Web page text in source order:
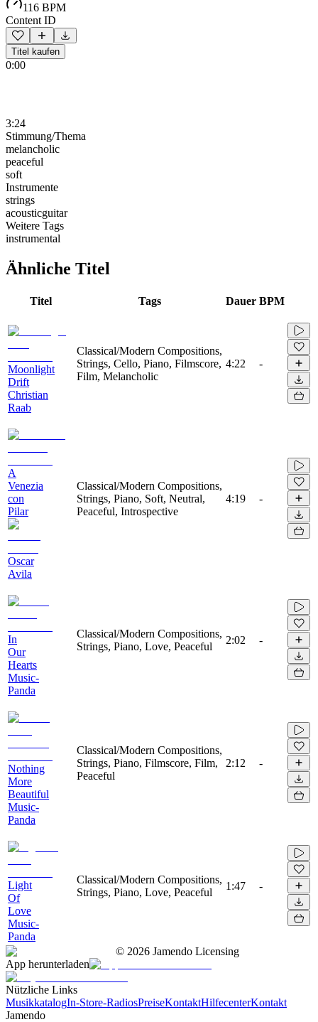
116 BPM
Content ID
Titel kaufen
0:00
3:24
Stimmung/Thema
melancholic
peaceful
soft
Instrumente
strings
acousticguitar
Weitere Tags
instrumental
Ähnliche Titel
Titel Tags Dauer BPM
Moonlight
Drift
Christian
Raab
Classical/Modern Compositions,
Strings, Cello, Piano, Filmscore,
Film, Melancholic
4:22 -
A
Venezia
con
Pilar
Oscar
Avila
Classical/Modern Compositions,
Strings, Piano, Soft, Neutral,
Peaceful, Introspective
4:19 -
In
Our
Hearts
Music-
Panda
Classical/Modern Compositions,
Strings, Piano, Love, Peaceful
2:02 -
Nothing
More
Beautiful
Music-
Panda
Classical/Modern Compositions,
Strings, Piano, Filmscore, Film,
Peaceful
2:12 -
Light
Of
Love
Music-
Panda
Classical/Modern Compositions,
Strings, Piano, Love, Peaceful
1:47 -
© 2026 Jamendo Licensing
App herunterladen
Nützliche Links
MusikkatalogIn-Store-RadiosPreiseKontaktHilfecenterKontakt
Jamendo